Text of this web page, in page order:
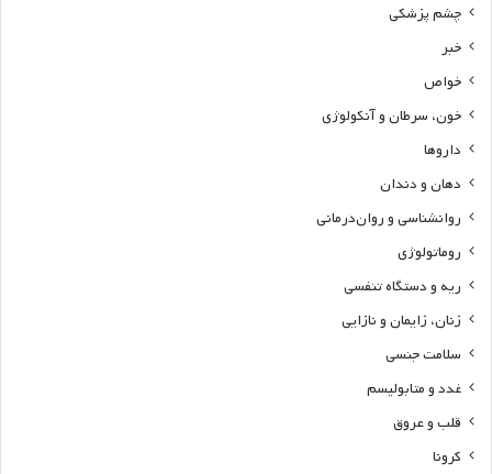
چشم پزشکی
خبر
خواص
خون، سرطان و آنکولوژی
داروها
دهان و دندان
روانشناسی و روان‌درمانی
روماتولوژی
ریه و دستگاه تنفسی
زنان، زایمان و نازایی
سلامت جنسی
غدد و متابولیسم
قلب و عروق
کرونا